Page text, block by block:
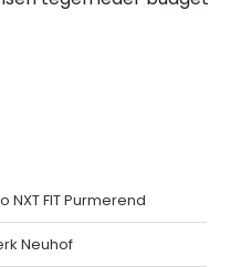
NXT FIT Purmerend
Neuhof